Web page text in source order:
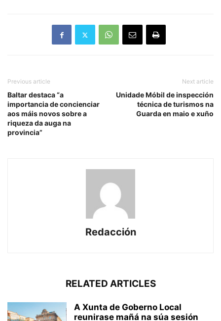
Previous article
Baltar destaca “a
importancia de concienciar
aos máis novos sobre a
riqueza da auga na
provincia”
Next article
Unidade Móbil de inspección
técnica de turismos na
Guarda en maio e xuño
Redacción
RELATED ARTICLES
A Xunta de Goberno Local
reunirase mañá na súa sesión